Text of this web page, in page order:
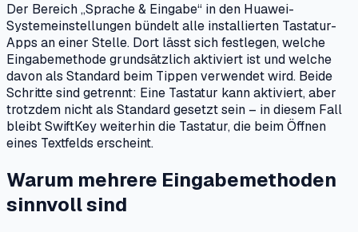
Der Bereich „Sprache & Eingabe“ in den Huawei-
Systemeinstellungen bündelt alle installierten Tastatur-
Apps an einer Stelle. Dort lässt sich festlegen, welche
Eingabemethode grundsätzlich aktiviert ist und welche
davon als Standard beim Tippen verwendet wird. Beide
Schritte sind getrennt: Eine Tastatur kann aktiviert, aber
trotzdem nicht als Standard gesetzt sein – in diesem Fall
bleibt SwiftKey weiterhin die Tastatur, die beim Öffnen
eines Textfelds erscheint.
Warum mehrere Eingabemethoden
sinnvoll sind